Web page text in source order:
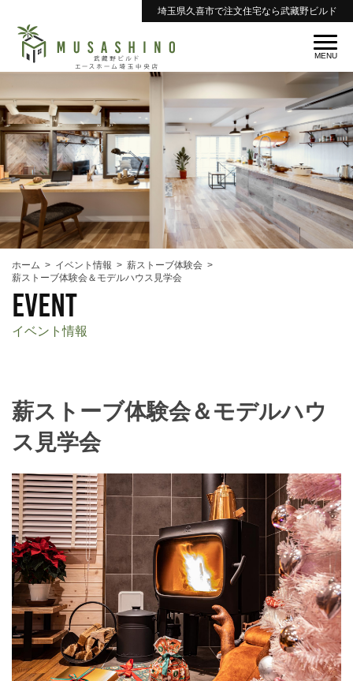
埼玉県久喜市で注文住宅なら武藏野ビルド
ホーム イベント情報
薪ストーブ体験会
薪ストーブ体験会＆モデルハウス見学会
event
イベント情報
薪ストーブ体験会＆モデルハウ
ス見学会